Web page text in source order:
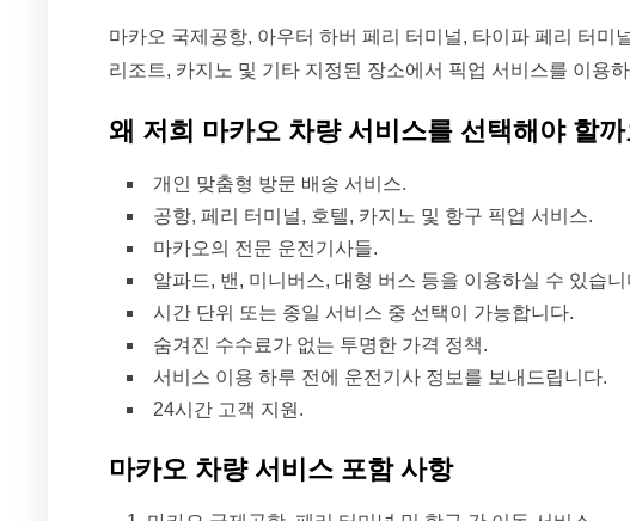
마카오 국제공항, 아우터 하버 페리 터미널, 타이파 페리 터미
리조트, 카지노 및 기타 지정된 장소에서 픽업 서비스를 이용
왜 저희 마카오 차량 서비스를 선택해야 할
개인 맞춤형 방문 배송 서비스.
공항, 페리 터미널, 호텔, 카지노 및 항구 픽업 서비스.
마카오의 전문 운전기사들.
알파드, 밴, 미니버스, 대형 버스 등을 이용하실 수 있습니
시간 단위 또는 종일 서비스 중 선택이 가능합니다.
숨겨진 수수료가 없는 투명한 가격 정책.
서비스 이용 하루 전에 운전기사 정보를 보내드립니다.
24시간 고객 지원.
마카오 차량 서비스 포함 사항